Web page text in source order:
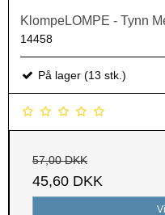
KlompeLOMPE - Tynn
14458
På lager (13 stk.)
57,00 DKK
45,60 DKK